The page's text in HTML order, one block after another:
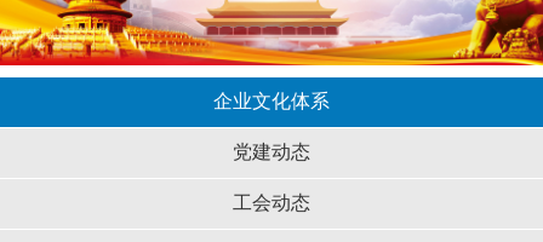
企业文化体系
党建动态
工会动态